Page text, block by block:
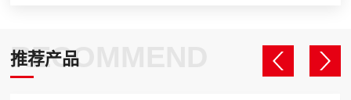
RECOMMEND
推荐产品